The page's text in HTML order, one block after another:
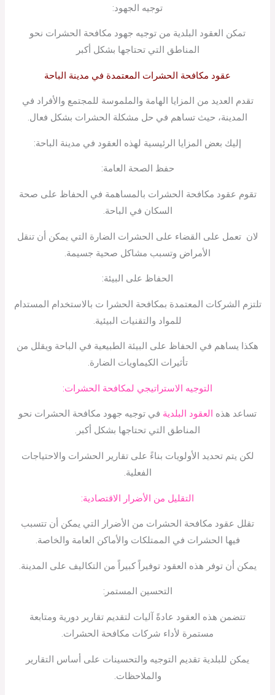
توجيه الجهود:
تمكن العقود البلدية من توجيه جهود مكافحة الحشرات نحو
المناطق التي تحتاجها بشكل أكبر
عقود مكافحة الحشرات المعتمدة في مدينة الباحة
تقدم العديد من المزايا الهامة والملموسة للمجتمع والأفراد في
المدينة، حيث تساهم في حل مشكلة الحشرات بشكل فعال.
إليك بعض المزايا الرئيسية لهذه العقود في مدينة الباحة:
حفظ الصحة العامة:
تقوم عقود مكافحة الحشرات بالمساهمة في الحفاظ على صحة
السكان في الباحة.
لان تعمل على القضاء على الحشرات الضارة التي يمكن أن تنقل
الأمراض وتسبب مشاكل صحية جسيمة.
الحفاظ على البيئة:
تلتزم الشركات المعتمدة بمكافحة الحشرا ت بالاستخدام المستدام
للمواد والتقنيات البيئية.
هكذا يساهم في الحفاظ على البيئة الطبيعية في الباحة ويقلل من
تأثيرات الكيماويات الضارة.
التوجيه الاستراتيجي لمكافحة الحشرات:
تساعد هذه العقود البلدية في توجيه جهود مكافحة الحشرات نحو
المناطق التي تحتاجها بشكل أكبر.
لكن يتم تحديد الأولويات بناءً على تقارير الحشرات والاحتياجات
الفعلية.
التقليل من الأضرار الاقتصادية:
تقلل عقود مكافحة الحشرات من الأضرار التي يمكن أن تتسبب
فيها الحشرات في الممتلكات والأماكن العامة والخاصة.
يمكن أن توفر هذه العقود توفيراً كبيراً من التكاليف على المدينة.
التحسين المستمر:
تتضمن هذه العقود عادةً آليات لتقديم تقارير دورية ومتابعة
مستمرة لأداء شركات مكافحة الحشرات.
يمكن للبلدية تقديم التوجيه والتحسينات على أساس التقارير
والملاحظات.